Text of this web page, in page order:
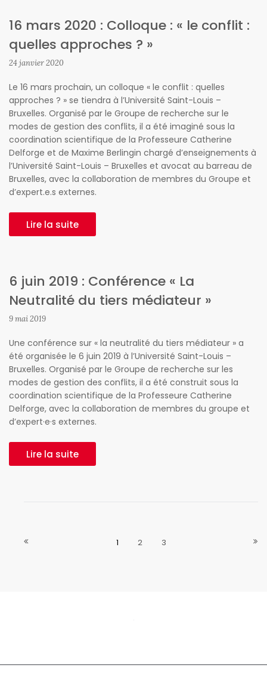
16 mars 2020 : Colloque : « le conflit :
quelles approches ? »
24 janvier 2020
Le 16 mars prochain, un colloque « le conflit : quelles
approches ? » se tiendra à l’Université Saint-Louis –
Bruxelles. Organisé par le Groupe de recherche sur le
modes de gestion des conflits, il a été imaginé sous la
coordination scientifique de la Professeure Catherine
Delforge et de Maxime Berlingin chargé d’enseignements à
l’Université Saint-Louis – Bruxelles et avocat au barreau de
Bruxelles, avec la collaboration de membres du Groupe et
d’expert.e.s externes.
Lire la suite
6 juin 2019 : Conférence « La
Neutralité du tiers médiateur »
9 mai 2019
Une conférence sur « la neutralité du tiers médiateur » a
été organisée le 6 juin 2019 à l’Université Saint-Louis –
Bruxelles. Organisé par le Groupe de recherche sur les
modes de gestion des conflits, il a été construit sous la
coordination scientifique de la Professeure Catherine
Delforge, avec la collaboration de membres du groupe et
d’expert·e·s externes.
Lire la suite
1 2 3